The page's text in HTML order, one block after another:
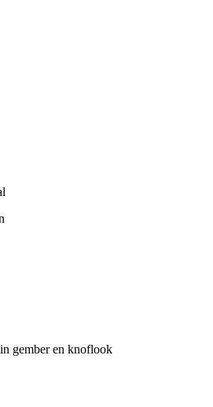
gember en knoflook